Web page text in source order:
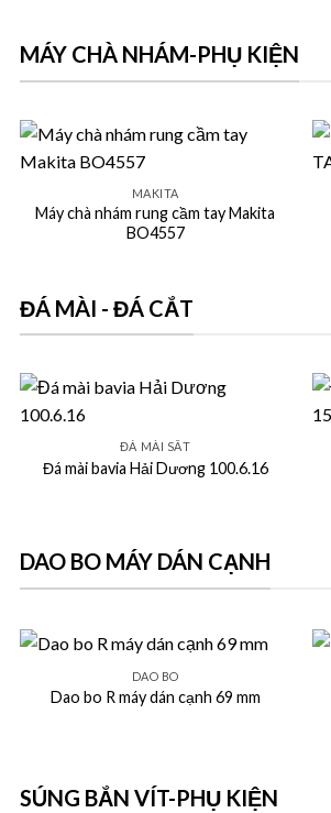
MÁY CHÀ NHÁM-PHỤ KIỆN
MAKITA
Máy chà nhám rung cầm tay Makita
BO4557
ĐÁ MÀI - ĐÁ CẮT
+
ĐÁ MÀI SẮT
Đá mài bavia Hải Dương 100.6.16
DAO BO MÁY DÁN CẠNH
+
DAO BO
Dao bo R máy dán cạnh 69 mm
SÚNG BẮN VÍT-PHỤ KIỆN